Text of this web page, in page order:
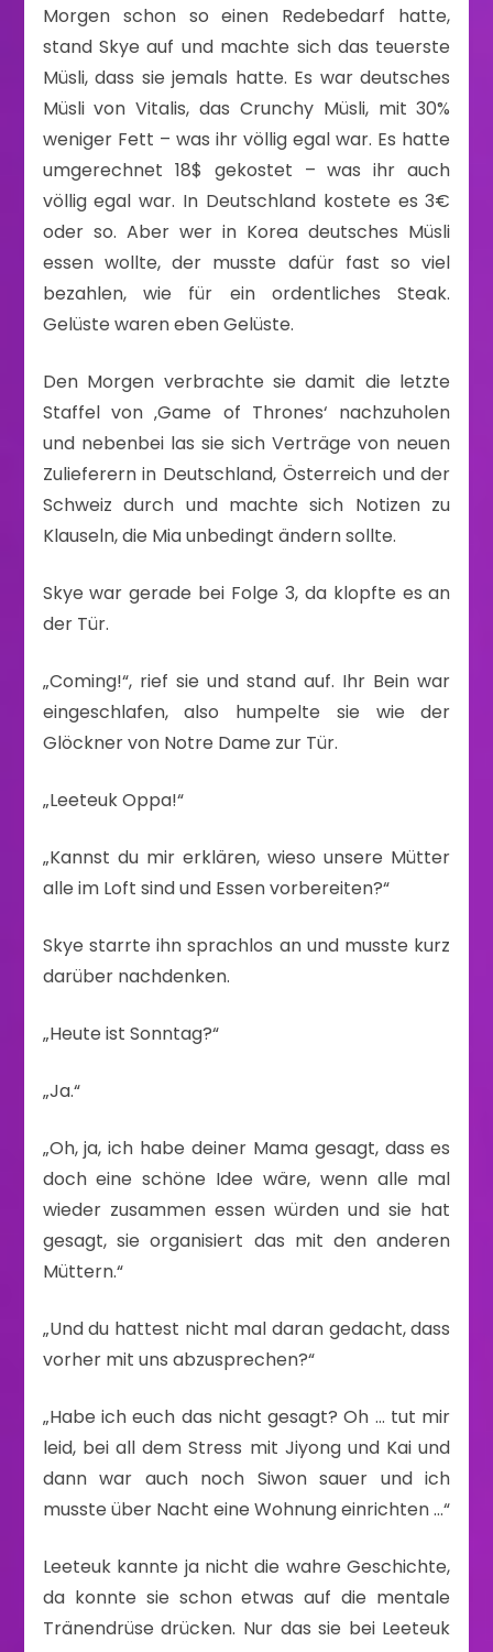
Morgen schon so einen Redebedarf hatte,
stand Skye auf und machte sich das teuerste
Müsli, dass sie jemals hatte. Es war deutsches
Müsli von Vitalis, das Crunchy Müsli, mit 30%
weniger Fett – was ihr völlig egal war. Es hatte
umgerechnet 18$ gekostet – was ihr auch
völlig egal war. In Deutschland kostete es 3€
oder so. Aber wer in Korea deutsches Müsli
essen wollte, der musste dafür fast so viel
bezahlen, wie für ein ordentliches Steak.
Gelüste waren eben Gelüste.
Den Morgen verbrachte sie damit die letzte
Staffel von ‚Game of Thrones‘ nachzuholen
und nebenbei las sie sich Verträge von neuen
Zulieferern in Deutschland, Österreich und der
Schweiz durch und machte sich Notizen zu
Klauseln, die Mia unbedingt ändern sollte.
Skye war gerade bei Folge 3, da klopfte es an
der Tür.
„Coming!“, rief sie und stand auf. Ihr Bein war
eingeschlafen, also humpelte sie wie der
Glöckner von Notre Dame zur Tür.
„Leeteuk Oppa!“
„Kannst du mir erklären, wieso unsere Mütter
alle im Loft sind und Essen vorbereiten?“
Skye starrte ihn sprachlos an und musste kurz
darüber nachdenken.
„Heute ist Sonntag?“
„Ja.“
„Oh, ja, ich habe deiner Mama gesagt, dass es
doch eine schöne Idee wäre, wenn alle mal
wieder zusammen essen würden und sie hat
gesagt, sie organisiert das mit den anderen
Müttern.“
„Und du hattest nicht mal daran gedacht, dass
vorher mit uns abzusprechen?“
„Habe ich euch das nicht gesagt? Oh … tut mir
leid, bei all dem Stress mit Jiyong und Kai und
dann war auch noch Siwon sauer und ich
musste über Nacht eine Wohnung einrichten …“
Leeteuk kannte ja nicht die wahre Geschichte,
da konnte sie schon etwas auf die mentale
Tränendrüse drücken. Nur das sie bei Leeteuk